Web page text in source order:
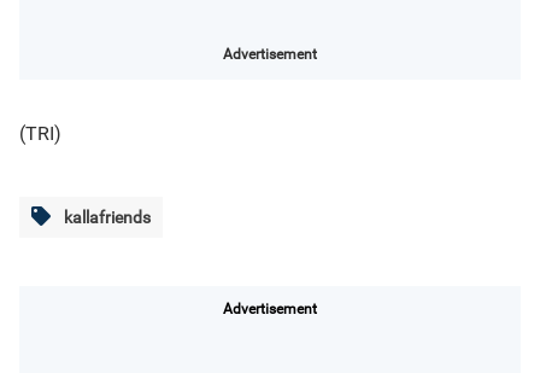
Advertisement
(TRI)
kallafriends
Advertisement